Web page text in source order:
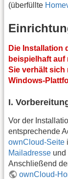
(überfüllte
Die Installation
beispielhaft auf
Sie verhält sich
Windows-
I.
Vor der
entsprechende
ownCloud-Seite
Mailadresse und
Anschließend
ownCloud-